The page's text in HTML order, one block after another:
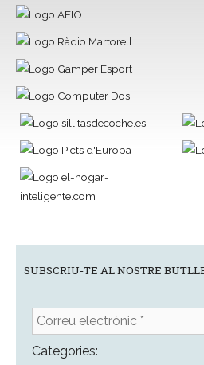
SUBSCRIU-TE AL NOSTRE
Correu
electrònic
*Categories: